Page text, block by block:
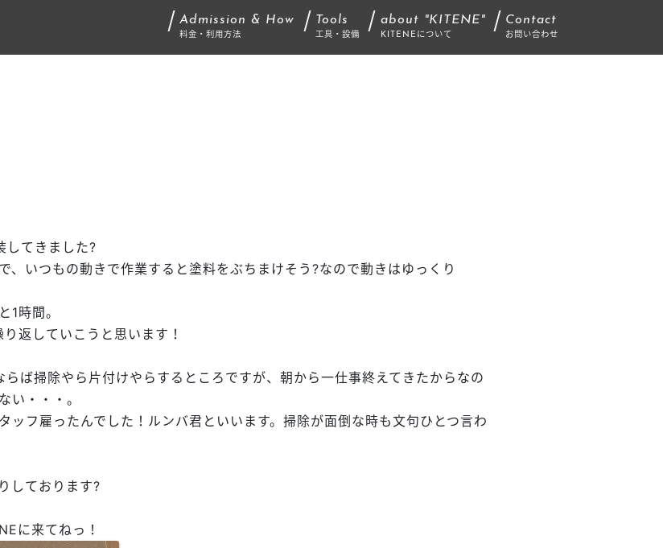
料金・利用方法
Admission & How
工具・設備
Tools
KITENEについて
about "KITENE"
お問い合わせ
Contact
してきました?
、いつもの動きで作業すると塗料をぶちまけそう?なので動きはゆっくり
1時間。
返していこうと思います！
ば掃除やら片付けやらするところですが、朝から一仕事終えてきたからなの
い・・・。
ッフ雇ったんでした！ルンバ君といいます。掃除が面倒な時も文句ひとつ言わ
しております?
に来てねっ！